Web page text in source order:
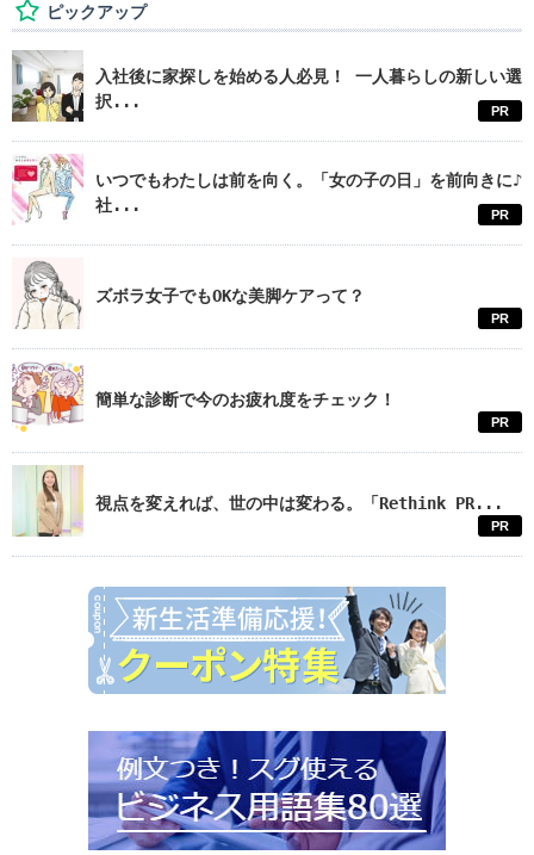
ピックアップ
入社後に家探しを始める人必見！ 一人暮らしの新しい選
択...
PR
いつでもわたしは前を向く。「女の子の日」を前向きに♪
社...
PR
ズボラ女子でもOKな美脚ケアって？
PR
簡単な診断で今のお疲れ度をチェック！
PR
視点を変えれば、世の中は変わる。「Rethink PR...
PR